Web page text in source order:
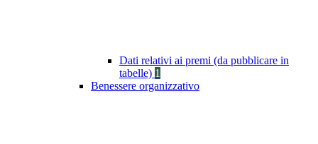
Dati relativi ai premi (da pubblicare in
tabelle) 1
Benessere organizzativo